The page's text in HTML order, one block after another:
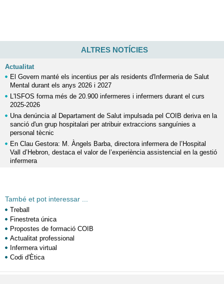
ALTRES NOTÍCIES
Actualitat
El Govern manté els incentius per als residents d'Infermeria de Salut
Mental durant els anys 2026 i 2027
L'ISFOS forma més de 20.900 infermeres i infermers durant el curs
2025-2026
Una denúncia al Departament de Salut impulsada pel COIB deriva en la
sanció d'un grup hospitalari per atribuir extraccions sanguínies a
personal tècnic
En Clau Gestora: M. Àngels Barba, directora infermera de l’Hospital
Vall d’Hebron, destaca el valor de l’experiència assistencial en la gestió
infermera
També et pot interessar ...
Treball
Finestreta única
Propostes de formació COIB
Actualitat professional
Infermera virtual
Codi d'Ètica